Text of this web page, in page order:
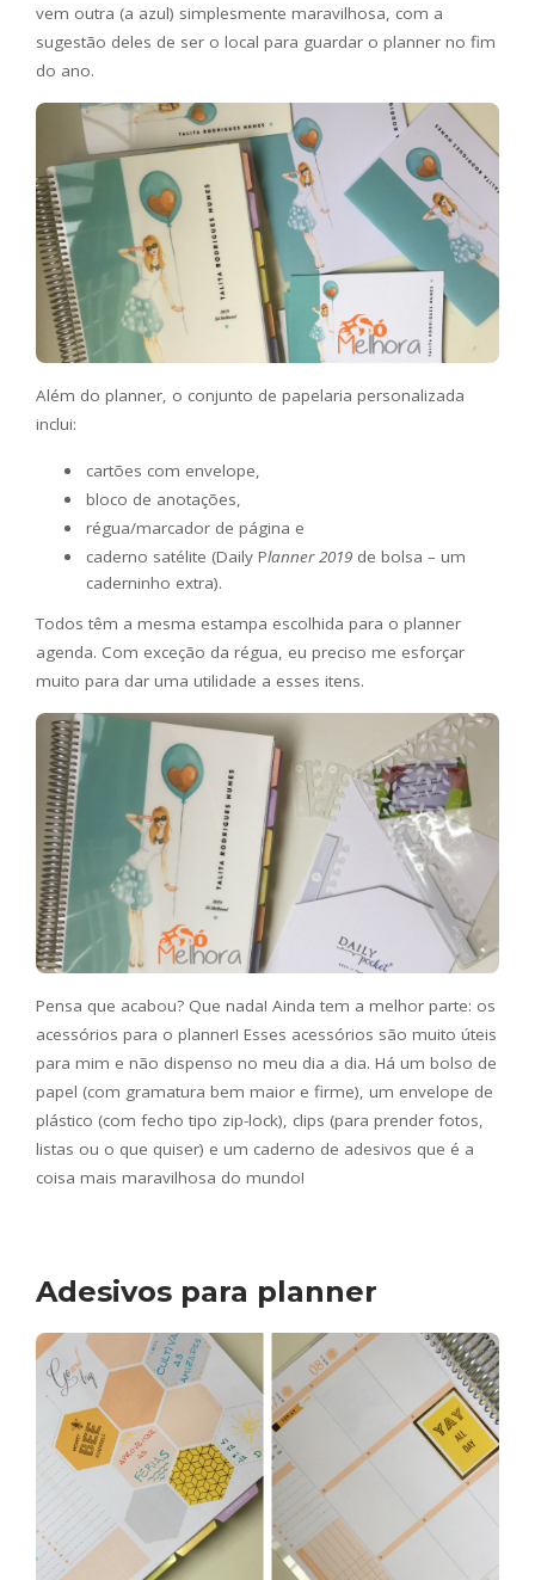
vem outra (a azul) simplesmente maravilhosa, com a
sugestão deles de ser o local para guardar o planner no fim
do ano.
Além do planner, o conjunto de papelaria personalizada
inclui:
cartões com envelope,
bloco de anotações,
régua/marcador de página e
caderno satélite (Daily Planner 2019 de bolsa – um
caderninho extra).
Todos têm a mesma estampa escolhida para o planner
agenda. Com exceção da régua, eu preciso me esforçar
muito para dar uma utilidade a esses itens.
Pensa que acabou? Que nada! Ainda tem a melhor parte: os
acessórios para o planner! Esses acessórios são muito úteis
para mim e não dispenso no meu dia a dia. Há um bolso de
papel (com gramatura bem maior e firme), um envelope de
plástico (com fecho tipo zip-lock), clips (para prender fotos,
listas ou o que quiser) e um caderno de adesivos que é a
coisa mais maravilhosa do mundo!
Adesivos para planner